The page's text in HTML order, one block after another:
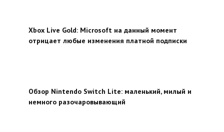
Xbox Live Gold: Microsoft на данный момент
отрицает любые изменения платной подписки
Обзор Nintendo Switch Lite: маленький, милый и
немного разочаровывающий